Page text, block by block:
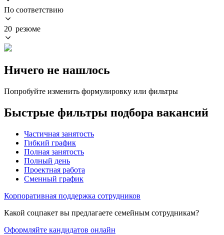
По соответствию
20 резюме
Ничего не нашлось
Попробуйте изменить формулировку или фильтры
Быстрые фильтры подбора вакансий
Частичная занятость
Гибкий график
Полная занятость
Полный день
Проектная работа
Сменный график
Корпоративная поддержка сотрудников
Какой соцпакет вы предлагаете семейным сотрудникам?
Оформляйте кандидатов онлайн